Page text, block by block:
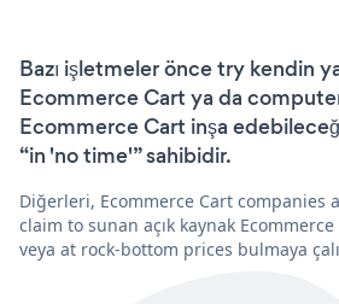
Bazı işletmeler önce try kendin
Ecommerce Cart ya da
Ecommerce Cart inşa
“in 'no time'” sahibidir.
Diğerleri, Ecommerce Cart companies
claim to sunan açık kaynak
veya at rock-bottom prices bulmaya